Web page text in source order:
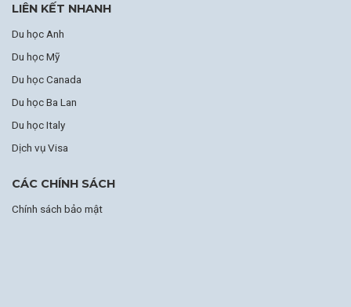
LIÊN KẾT NHANH
Du học Anh
Du học Mỹ
Du học Canada
Du học Ba Lan
Du học Italy
Dịch vụ Visa
CÁC CHÍNH SÁCH
Chính sách bảo mật